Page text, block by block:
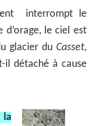
interrompt le
d’orage, le ciel est
glacier du Casset,
il détaché à cause